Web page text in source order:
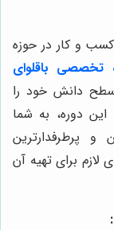
کسب و کار در حوزه
تخصصی باقلوای
سطح دانش خود را
دوره، به شما
پرطرفدارترین
برای تهیه آن